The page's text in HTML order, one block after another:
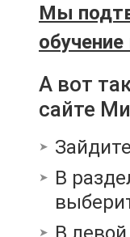
Мы
А вот
сайте
В